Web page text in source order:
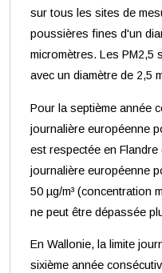
sur tous les sites de
poussières fines d'un
micromètres. Les PM2,5
avec un diamètre de 2,5
Pour la septième année
journalière européenne
est respectée en Flandre
journalière européenne
50 µg/m³ (concentration
ne peut être dépassée
En Wallonie, la limite
sixième année